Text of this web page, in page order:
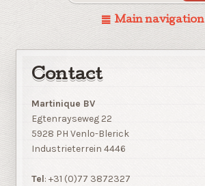
Main navigation
Contact
Martinique BV
Egtenrayseweg 22
5928 PH Venlo-Blerick
Industrieterrein 4446
Tel: +31 (0)77 3872327